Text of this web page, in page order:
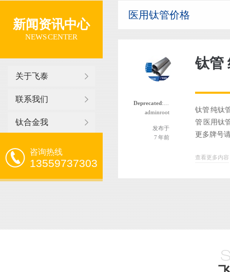
新闻资讯中心
NEWS CENTER
关于飞泰
联系我们
钛合金我
咨询热线
13559737303
医用钛管价格
Deprecated : 函数 the_author_nickname 自版本 2.8.0 起已
adminroot
发布于
7 年前
钛管 纯钛
管 医用钛
更多牌号
查看更多内容